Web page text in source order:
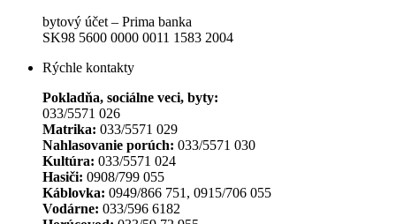
bytový účet – Prima banka
SK98 5600 0000 0011 1583 2004
Rýchle kontakty
Pokladňa, sociálne veci, byty:
033/5571 026
Matrika: 033/5571 029
Nahlasovanie porúch: 033/5571 030
Kultúra: 033/5571 024
Hasiči: 0908/799 055
Káblovka: 0949/866 751, 0915/706 055
Vodárne: 033/596 6182